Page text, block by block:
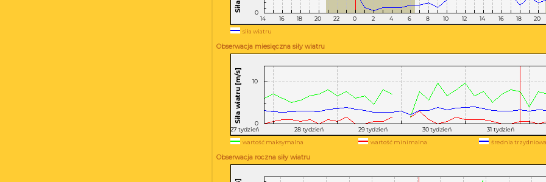
siła wiatru
Obserwacja miesięczna siły wiatru
wartość maksymalna wartość minimalna średnia trzydniowa
Obserwacja roczna siły wiatru